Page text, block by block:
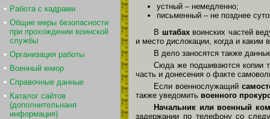
Работа с кадрами
Общие меры безопасности
при прохождении воинской
службы
Организация работы
Военный юмор
Справочные данные
Каталог сайтов
(дополнительнаня
информация)
устный – немедленно;
письменный – не позднее
В штабах воинских частей
и место дислокации, когда и каким
В дело заносятся также
Сюда же подшиваются копии
часть и донесения о факте
Если военнослужащий
также уведомить военного
Начальник или военный
задержании по телефону со